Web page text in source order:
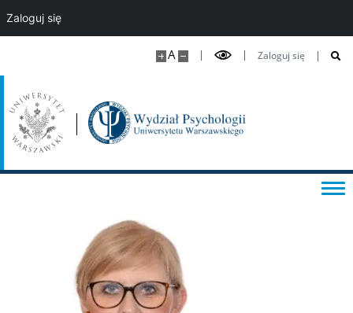
A Zaloguj się
Laboratorium Technik Diagnostycznych
Wsparcie osób studiujących
Konsultacje statystyczne i metodologiczne
Tutoring dla studentów w spektrum autyzmu
Zaloguj się